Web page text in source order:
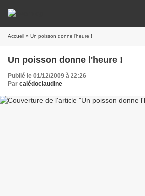
Accueil » Un poisson donne l'heure !
Un poisson donne l'heure !
Publié le 01/12/2009 à 22:26
Par calédoclaudine